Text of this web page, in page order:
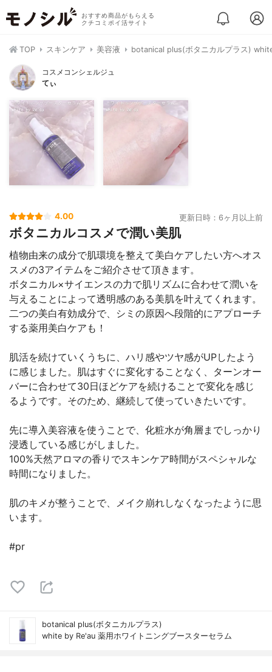
おすすめ商品がもらえる
クチコミポイ活サイト
TOP スキンケア 美容液 botanical plus(ボタニカルプラス)
コスメコンシェルジュ
てぃ
4.00 更新日時：6ヶ月以上前
ボタニカルコスメで潤い美肌
植物由来の成分で肌環境を整えて美白ケアしたい方へオス
スメの3アイテムをご紹介させて頂きます。
ボタニカル×サイエンスの力で肌リズムに合わせて潤いを
与えることによって透明感のある美肌を叶えてくれます。
二つの美白有効成分で、シミの原因へ段階的にアプローチ
する薬用美白ケアも！
肌活を続けていくうちに、ハリ感やツヤ感がUPしたよう
に感じました。肌はすぐに変化することなく、ターンオー
バーに合わせて30日ほどケアを続けることで変化を感じ
るようです。そのため、継続して使っていきたいです。
先に導入美容液を使うことで、化粧水が角層までしっかり
浸透している感じがしました。
100%天然アロマの香りでスキンケア時間がスペシャルな
時間になりました。
肌のキメが整うことで、メイク崩れしなくなったように思
います。
#pr
botanical plus(ボタニカルプラス)
white by Re'au 薬用ホワイトニングブースターセラム